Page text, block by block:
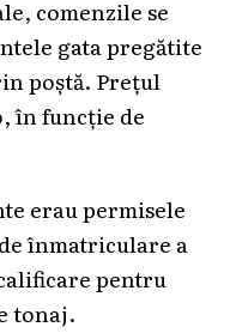
comenzile se
gata pregătite
poștă. Prețul
în funcție de
erau permisele
înmatriculare a
pentru
tonaj.